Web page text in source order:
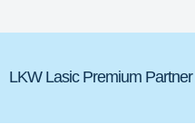
LKW Lasic Premium Partner